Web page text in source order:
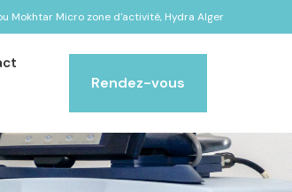
Mokhtar Micro zone d'activité, Hydra Alger
Rendez-vous